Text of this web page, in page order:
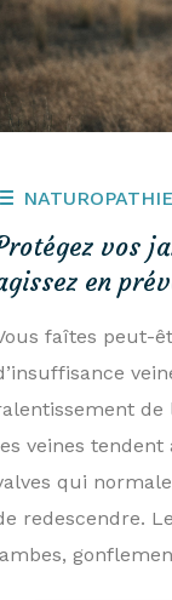
NATUROPATHIE
vos
en
faîtes peut-
veines
qui
redescendre.